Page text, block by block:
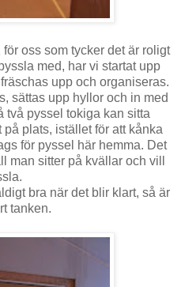
för oss som tycker det är roligt
med, har vi startat upp
upp och organiseras.
sättas upp hyllor och in med
två pyssel tokiga kan sitta
plats, istället för att kånka
för pyssel här hemma. Det
man sitter på kvällar och vill
bra när det blir klart, så är
tanken.